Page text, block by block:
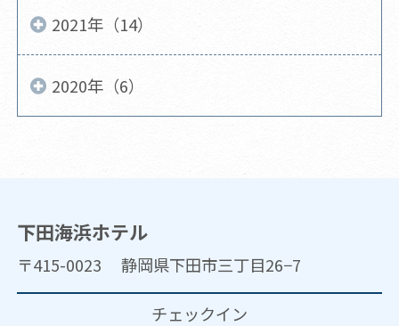
2021年（14）
2020年（6）
下田海浜ホテル
〒415-0023 静岡県下田市三丁目26−7
チェックイン